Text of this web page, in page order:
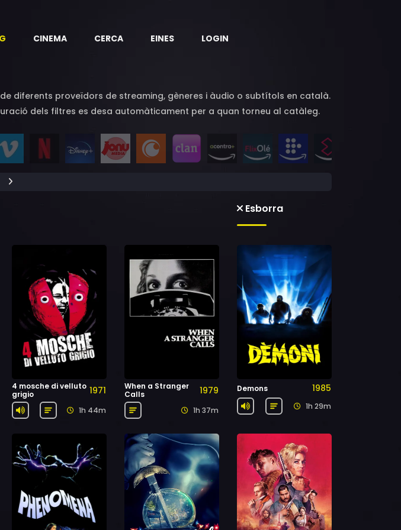
CINEMA CERCA EINES LOGIN
diferents proveïdors de streaming, gèneres i àudio o subtítols en català.
dels filtres es desa automàticament per a quan torneu al catàleg.
Esborra
4 mosche di velluto
grigio
1971
1h 44m
When a Stranger
Calls
1979
1h 37m
Demons 1985
1h 29m